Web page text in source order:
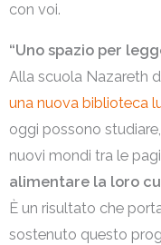
con voi.
“Uno spazio per
Alla scuola Nazareth
una nuova biblioteca
oggi possono
nuovi mondi tra le
alimentare la loro
È un risultato che
sostenuto questo